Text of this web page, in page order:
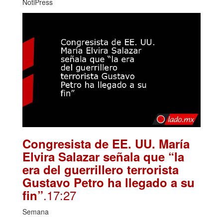
Congresista de EE. UU. María
Elvira Salazar señala que “la
era del guerrillero terrorista
Gustavo Petro ha llegado a su
fin”.17:27
Semana